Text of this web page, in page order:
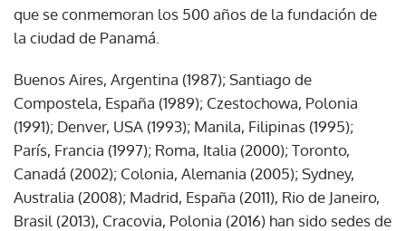
que se conmemoran los 500 años de la fundación de
la ciudad de Panamá.
Buenos Aires, Argentina (1987); Santiago de
Compostela, España (1989); Czestochowa, Polonia
(1991); Denver, USA (1993); Manila, Filipinas (1995);
París, Francia (1997); Roma, Italia (2000); Toronto,
Canadá (2002); Colonia, Alemania (2005); Sydney,
Australia (2008); Madrid, España (2011), Rio de Janeiro,
Brasil (2013), Cracovia, Polonia (2016) han sido sedes de